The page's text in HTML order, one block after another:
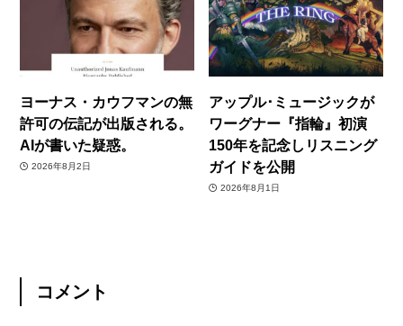
ヨーナス・カウフマンの無
許可の伝記が出版される。
AIが書いた疑惑。
2026年8月2日
アップル･ミュージックが
ワーグナー『指輪』初演
150年を記念しリスニング
ガイドを公開
2026年8月1日
コメント